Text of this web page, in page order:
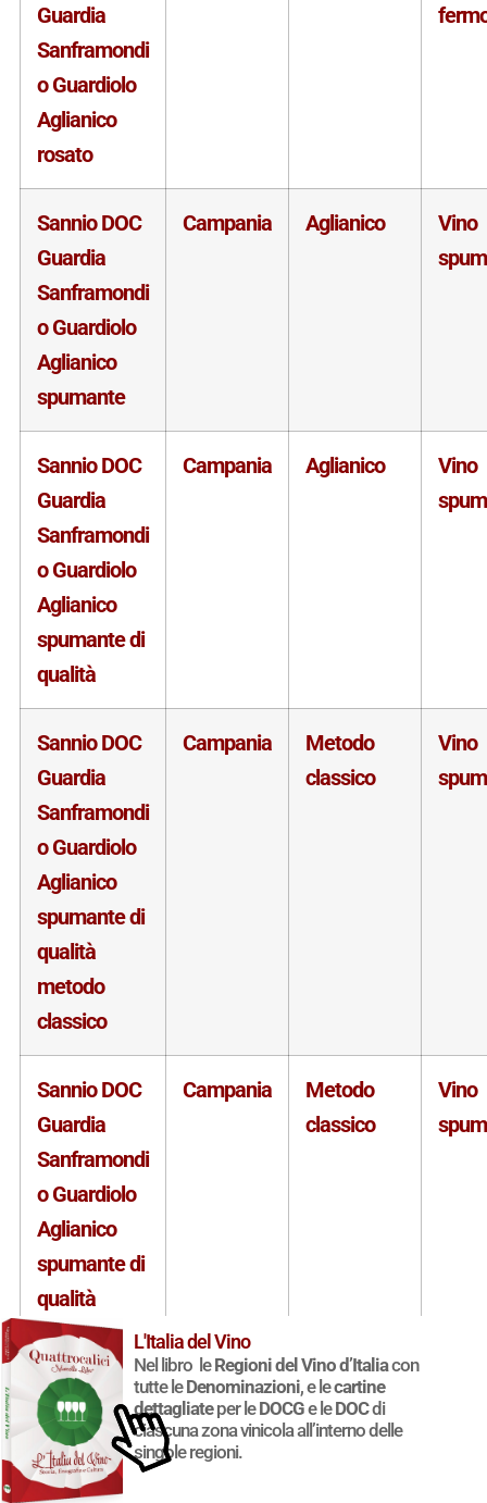
Guardia
Sanframondi
o Guardiolo
Aglianico
rosato
Sannio DOC
Guardia
Sanframondi
o Guardiolo
Aglianico
spumante
Campania Aglianico
Vino
Sannio DOC
Guardia
Sanframondi
o Guardiolo
Aglianico
spumante di
qualità
Campania Aglianico
Vino
Sannio DOC
Guardia
Sanframondi
o Guardiolo
Aglianico
spumante di
qualità
metodo
classico
Campania
Metodo
classico
Vino
Sannio DOC
Guardia
Sanframondi
o Guardiolo
Aglianico
spumante di
qualità
metodo
classico
rosato o
rosé
Campania
Metodo
classico
Vino
L'Italia del Vino
Nel libro leRegioni del Vino d’Italiacon
tutte leDenominazioni, e lecartine
dettagliateper leDOCGe leDOCdi
ciascuna zona vinicola all’interno delle
singole regioni.